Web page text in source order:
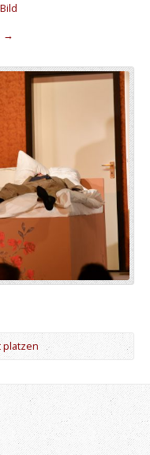
→
platzen